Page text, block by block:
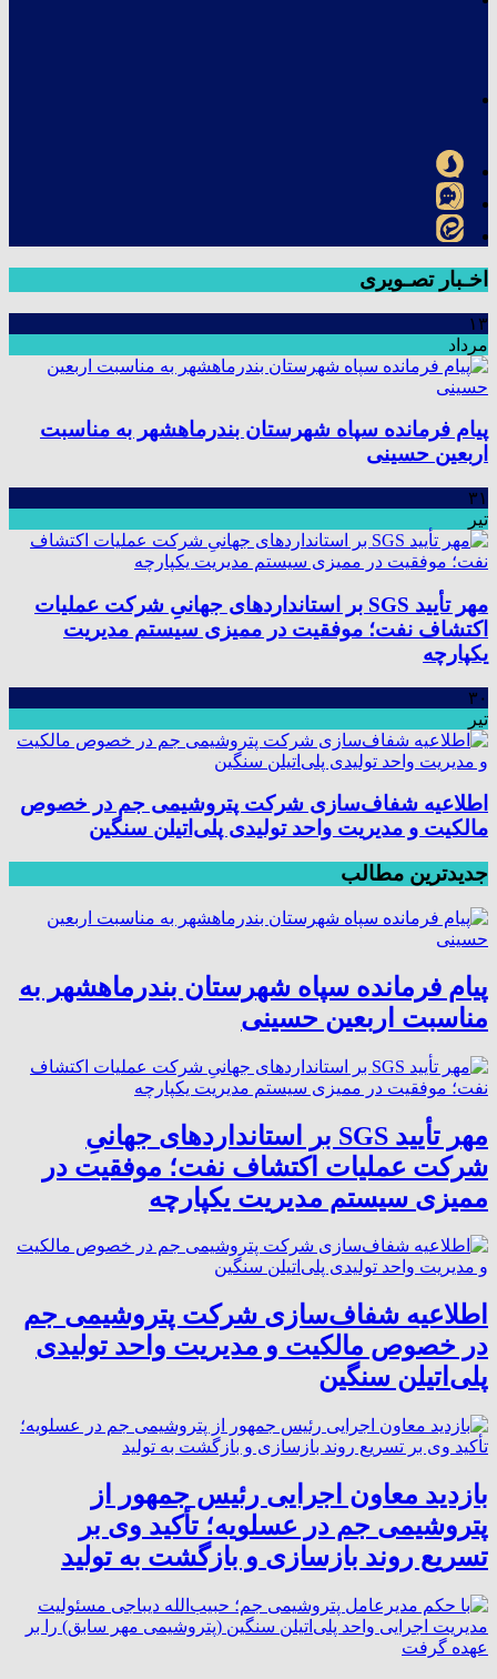
اخـبار تصـویری
۱۳
مرداد
پیام فرمانده سپاه شهرستان بندرماهشهر به مناسبت
اربعین حسینی
۳۱
تیر
مهر تأیید SGS بر استانداردهای جهانیِ شرکت عملیات
اکتشاف نفت؛ موفقیت در ممیزی سیستم مدیریت
یکپارچه
۳۰
تیر
اطلاعیه شفاف‌سازی شرکت پتروشیمی جم در خصوص
مالکیت و مدیریت واحد تولیدی پلی‌اتیلن سنگین
جدیدترین مطالب
پیام فرمانده سپاه شهرستان بندرماهشهر به
مناسبت اربعین حسینی
مهر تأیید SGS بر استانداردهای جهانیِ
شرکت عملیات اکتشاف نفت؛ موفقیت در
ممیزی سیستم مدیریت یکپارچه
اطلاعیه شفاف‌سازی شرکت پتروشیمی جم
در خصوص مالکیت و مدیریت واحد تولیدی
پلی‌اتیلن سنگین
بازدید معاون اجرایی رئیس جمهور از
پتروشیمی جم در عسلویه؛ تأکید وی بر
تسریع روند بازسازی و بازگشت به تولید